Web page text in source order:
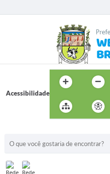
Acessibilidade